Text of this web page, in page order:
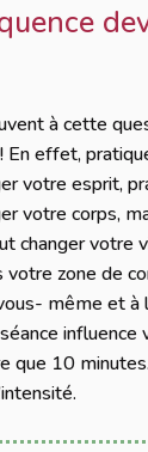
à cette
En effet,
votre esprit,
votre corps,
changer votre
votre zone de
même et à
que 10